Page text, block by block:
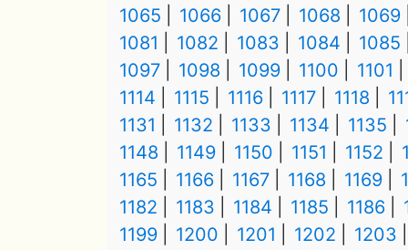
1065
1066 1067 1068
1069
1081
1082 1083 1084
1085
1097
1098 1099 1100
1101
1114
1115 1116 1117 1118
1131
1132 1133 1134 1135
1148
1149 1150 1151 1152
1165
1166 1167 1168 1169
1182
1183 1184 1185 1186
1199
1200 1201 1202
1203